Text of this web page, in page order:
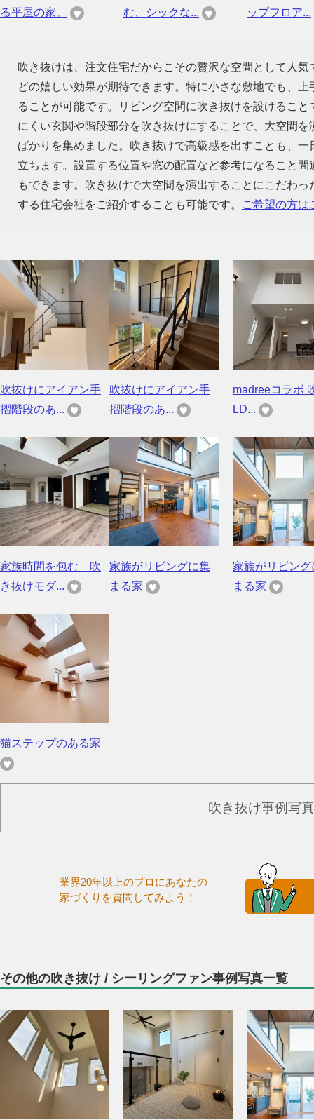
る平屋の家。
む、シックな...
ップフロア...
吹き抜けは、注文住宅だからこその贅沢な空間として人
どの嬉しい効果が期待できます。特に小さな敷地でも、
ることが可能です。リビング空間に吹き抜けを設けるこ
にくい玄関や階段部分を吹き抜けにすることで、大空間
ばかりを集めました。吹き抜けで高級感を出すことも、
立ちます。設置する位置や窓の配置など参考になること
もできます。吹き抜けで大空間を演出することにこだわ
する住宅会社をご紹介することも可能です。
ご希望の方は
吹抜けにアイアン手
摺階段のあ...
吹抜けにアイアン手
摺階段のあ...
madreeコラボ
LD...
家族時間を包む 吹
き抜けモダ...
家族がリビングに集
まる家
家族がリビング
まる家
猫ステップのある家
吹き抜け事例写
業界20年以上のプロにあなたの
家づくりを質問してみよう！
その他の吹き抜け / シーリングファン事例写真一覧